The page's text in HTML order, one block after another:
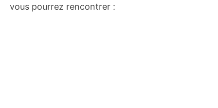
vous pourrez rencontrer :